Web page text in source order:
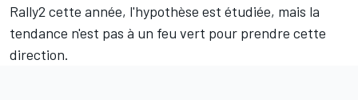
Rally2 cette année, l'hypothèse est étudiée, mais la
tendance n'est pas à un feu vert pour prendre cette
direction.